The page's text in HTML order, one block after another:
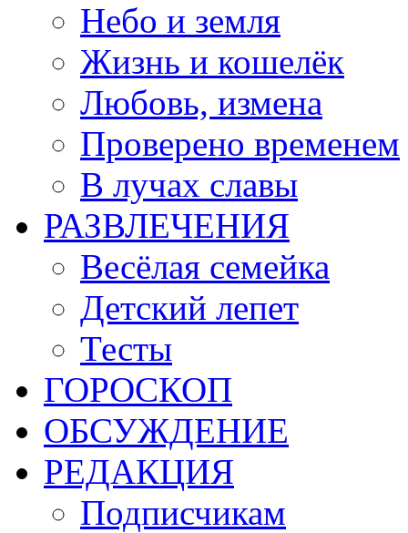
Небо и земля
Жизнь и кошелёк
Любовь, измена
Проверено временем
В лучах славы
РАЗВЛЕЧЕНИЯ
Весёлая семейка
Детский лепет
Тесты
ГОРОСКОП
ОБСУЖДЕНИЕ
РЕДАКЦИЯ
Подписчикам